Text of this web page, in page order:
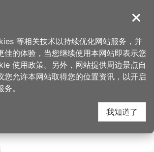
導覽
> 美食、购物 > 清真合酱菜-闪妹小厨
菜-闪妹小厨
关闭
等相关技术以持续优化网站服务，并
佳的体验，当您继续使用本网站即表示您
使用政策。另外，网站提供周边景点自
您允许本网站取得您的位置资讯，以开启
。
我知道了